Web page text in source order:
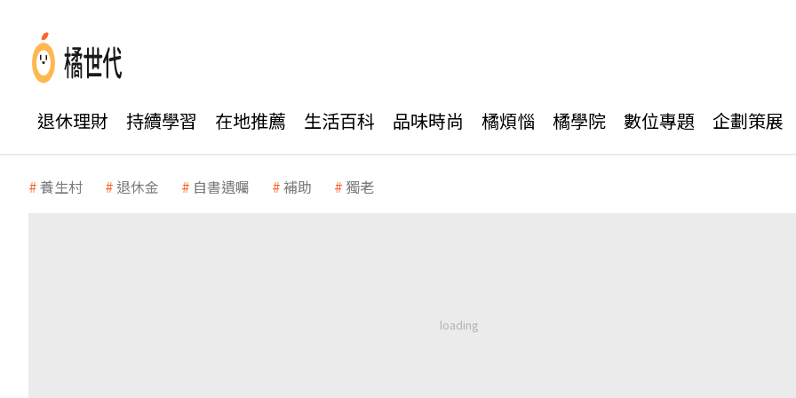
退休理財 持續學習 在地推薦 生活百科 品味時尚 橘煩惱 橘學院 數位專題 企劃策展
養生村 退休金 自書遺囑 補助 獨老